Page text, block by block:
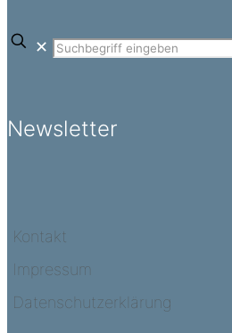
✕
Newsletter
Kontakt
Impressum
Datenschutzerklärung